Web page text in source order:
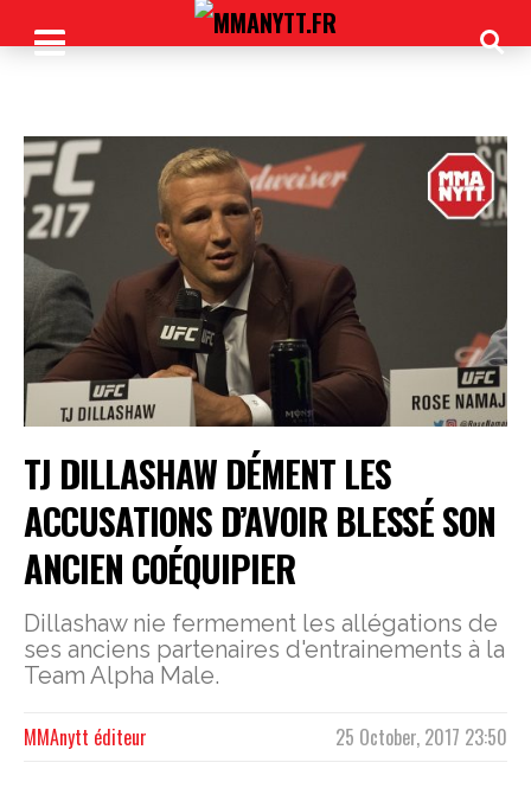
TJ DILLASHAW DÉMENT LES
ACCUSATIONS D’AVOIR BLESSÉ SON
ANCIEN COÉQUIPIER
Dillashaw nie fermement les allégations de
ses anciens partenaires d'entrainements à la
Team Alpha Male.
25 October, 2017 23:50
MMAnytt éditeur